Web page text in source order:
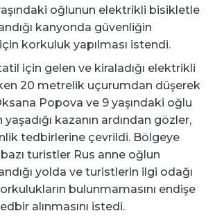
oğlunun elektrikli bisikletle
kanyonda güvenliğin
korkuluk yapılması istendi.
için gelen ve kiraladığı elektrikli
20 metrelik uçurumdan düşerek
Popova ve 9 yaşındaki oğlu
kazanın ardından gözler,
tedbirlerine çevrildi. Bölgeye
turistler Rus anne oğlun
yolda ve turistlerin ilgi odağı
bulunmamasını endişe
alınmasını istedi.